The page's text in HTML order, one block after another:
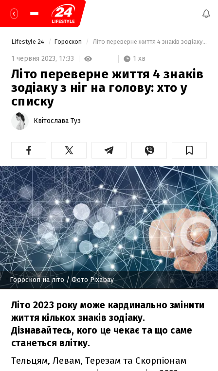
Lifestyle 24 Гороскоп Літо переверне життя 4 знаків зодіаку з ніг на голову: хто у списку
1 червня 2023, 17:33 1 хв
Літо переверне життя 4 знаків
зодіаку з ніг на голову: хто у
списку
Квітослава Туз
Гороскоп на літо / Фото Pixabay
Літо 2023 року може кардинально змінити
життя кількох знаків зодіаку.
Дізнавайтесь, кого це чекає та що саме
станеться влітку.
Тельцям, Левам, Терезам та Скорпіонам